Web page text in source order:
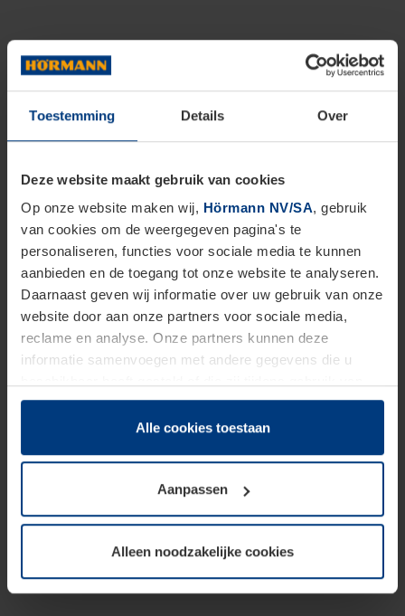
Toestemming Details Over
Deze website maakt gebruik van cookies
Op onze website maken wij, Hörmann NV/SA, gebruik
van cookies om de weergegeven pagina's te
personaliseren, functies voor sociale media te kunnen
aanbieden en de toegang tot onze website te analyseren.
Daarnaast geven wij informatie over uw gebruik van onze
website door aan onze partners voor sociale media,
reclame en analyse. Onze partners kunnen deze
informatie samenvoegen met andere gegevens die u
hun diensten hebben verzameld.
Juridisch hebben wij het recht om cookies op uw
van deze pagina's absoluut vereist is. Voor alle andere
soorten cookies is uw toestemming benodigd. Uw
toestemming kunt u op elk moment bij de uitleg van de
wijzigen of herroepen.
Alle cookies toestaan
Aanpassen
Alleen noodzakelijke cookies